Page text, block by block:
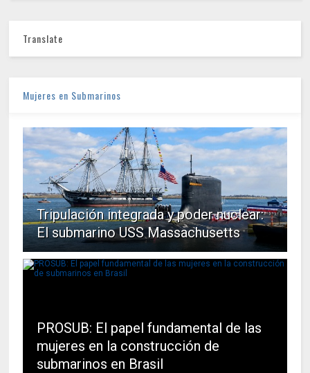
Translate
Mujeres en Submarinos
Tripulación integrada y poder nuclear:
El submarino USS Massachusetts
PROSUB: El papel fundamental de las
mujeres en la construcción de
submarinos en Brasil